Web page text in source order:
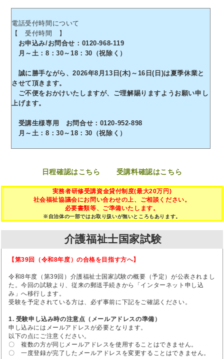
電話受付時間について
【 受付時間 】
お申込み/お問合せ：0120-968-119
月～土：8：30～18：30（祝除く）
誠に勝手ながら、2026年8月13日(木)～16日(日)は夏季休業と
させて頂きます。
ご不便をおかけいたしますが、ご理解賜りますようお願い申し
上げます。
受講生様専用 お問合せ：0120-952-898
月～土：8：30～18：30（祝除く）
日程確認はこちら 受講料確認はこちら
実務者研修受講資金貸付制度(最大20万円)
社会福祉協議会にお問い合わせの上、ご相談ください。
必要書類等、ご準備いたします。
※自治体の一部ではお取り扱いが無いところもあります。
介護福祉士国家試験
【第39回（令和8年度）の合格を目指す方へ】
令和8年度（第39回）介護福祉士国家試験の概要（予定）が公表されまし
た。今回の試験より、従来の郵送手続きから「インターネット申し込
み」へ移行します。
受験を予定されている方は、必ず事前に下記をご確認ください。
1. 受験申し込み時の注意点（メールアドレスの準備）
申し込みにはメールアドレスが必要となります。
以下の点にご注意ください。
〇 複数の方が同じメールアドレスを使用することはできません。
〇 一度登録が完了したメールアドレスを変更することはできません。